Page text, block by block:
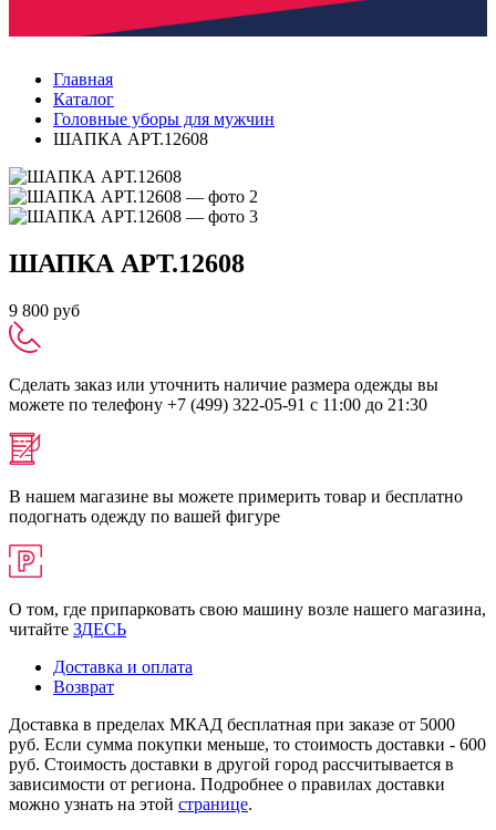
Главная
Каталог
Головные уборы для мужчин
ШАПКА АРТ.12608
ШАПКА АРТ.12608
9 800 руб
Сделать заказ или уточнить наличие размера одежды вы
можете по телефону +7 (499) 322-05-91 с 11:00 до 21:30
В нашем магазине вы можете примерить товар и бесплатно
подогнать одежду по вашей фигуре
О том, где припарковать свою машину возле нашего магазина,
читайте ЗДЕСЬ
Доставка и оплата
Возврат
Доставка в пределах МКАД бесплатная при заказе от 5000
руб. Если сумма покупки меньше, то стоимость доставки - 600
руб. Стоимость доставки в другой город рассчитывается в
зависимости от региона. Подробнее о правилах доставки
можно узнать на этой странице.